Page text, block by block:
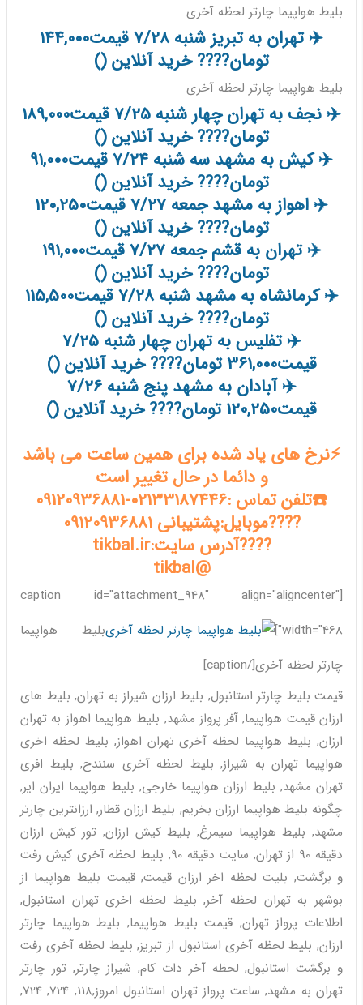
بلیط هواپیما چارتر لحظه آخری
✈️ تهران به تبریز شنبه 7/28 قیمت144,000
تومان???? خرید آنلاین ()
بلیط هواپیما چارتر لحظه آخری
✈️ نجف به تهران چهار شنبه 7/25 قیمت189,000
تومان???? خرید آنلاین ()
✈️ کیش به مشهد سه شنبه 7/24 قیمت91,000
تومان???? خرید آنلاین ()
✈️ اهواز به مشهد جمعه 7/27 قیمت120,250
تومان???? خرید آنلاین ()
✈️ تهران به قشم جمعه 7/27 قیمت191,000
تومان???? خرید آنلاین ()
✈️ کرمانشاه به مشهد شنبه 7/28 قیمت115,500
تومان???? خرید آنلاین ()
✈️ تفلیس به تهران چهار شنبه 7/25
قیمت361,000 تومان???? خرید آنلاین ()
✈️ آبادان به مشهد پنج شنبه 7/26
قیمت120,250 تومان???? خرید آنلاین ()
⚡️نرخ های یاد شده برای همین ساعت می باشد
و دائما در حال تغییر است
☎️تلفن تماس :02133187446-09120936881
????موبایل:پشتیبانی 09120936881
????آدرس سایت:tikbal.ir
@tikbal
[caption id="attachment_948" align="aligncenter"
width="468"]
بلیط هواپیما
چارتر لحظه آخری[/caption]
قیمت بلیط چارتر استانبول, بلیط ارزان شیراز به تهران, بلیط های
ارزان قیمت هواپیما, آفر پرواز مشهد, بلیط هواپیما اهواز به تهران
ارزان, بلیط هواپیما لحظه آخری تهران اهواز, بلیط لحظه اخری
هواپیما تهران به شیراز, بلیط لحظه آخری سنندج, بلیط افری
تهران مشهد, بلیط ارزان هواپیما خارجی, بلیط هواپیما ایران ایر,
چگونه بلیط هواپیما ارزان بخریم, بلیط ارزان قطار, ارزانترین چارتر
مشهد, بلیط هواپیما سیمرغ, بلیط کیش ارزان, تور کیش ارزان
دقیقه 90 از تهران, سایت دقیقه 90, بلیط لحظه آخری کیش رفت
و برگشت, بلیت لحظه اخر ارزان قیمت, قیمت بلیط هواپیما از
بوشهر به تهران لحظه آخر, بلیط لحظه اخری تهران استانبول,
اطلاعات پرواز تهران, قیمت بلیط هواپیما, بلیط هواپیما چارتر
ارزان, بلیط لحظه آخری استانبول از تبریز, بلیط لحظه آخری رفت
و برگشت استانبول, لحظه آخر دات کام, شیراز چارتر, تور چارتر
تهران به مشهد, ساعت پرواز تهران استانبول امروز,118, 724, 724,